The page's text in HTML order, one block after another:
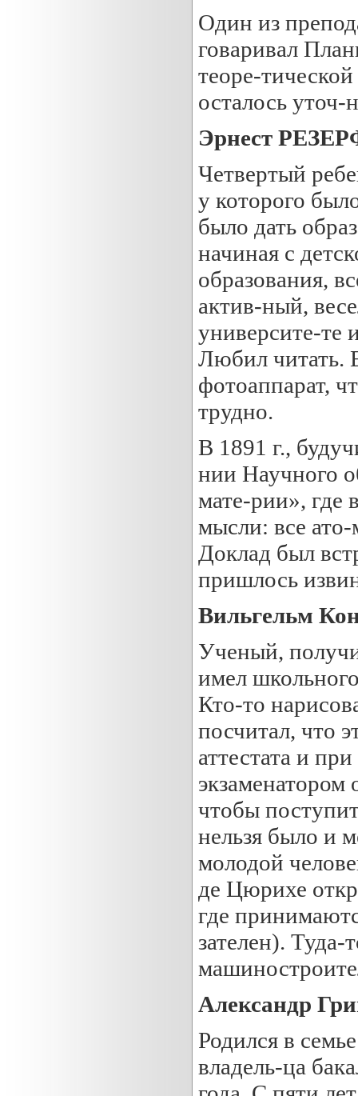
Один из
говаривал
теоре-
осталось уточ-
Эрнест
Четвертый
у которого
было дать
начиная с
образования,
актив-ный,
университе-те
Любил читать.
фотоаппарат,
трудно.
В 1891 г.,
нии Научного
мате-рии», где
мысли: все
Доклад был
пришлось
Вильгельм
Ученый,
имел
Кто-то
посчитал, что
аттестата и
экзаменатором
чтобы
нельзя было и
молодой
де Цюрихе
где
зателен).
Александр
Родился в
владель-ца